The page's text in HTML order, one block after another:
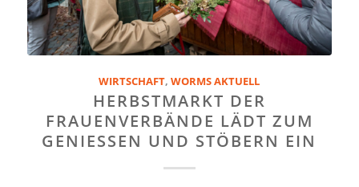
WIRTSCHAFT,WORMS AKTUELL
HERBSTMARKT DER
FRAUENVERBÄNDE LÄDT ZUM
GENIESSEN UND STÖBERN EIN